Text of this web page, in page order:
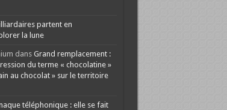
partent en
la lune
dans Grand remplacement :
du terme « chocolatine »
au chocolat » sur le territoire
téléphonique : elle se fait